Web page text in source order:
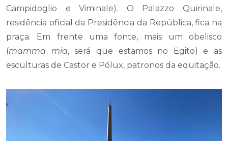
Campidoglio e Viminale). O Palazzo Quirinale,
residência oficial da Presidência da República, fica na
praça. Em frente uma fonte, mais um obelisco
(mamma mia, será que estamos no Egito) e as
esculturas de Castor e Pólux, patronos da equitação.